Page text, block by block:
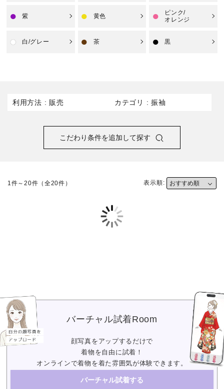
お問い合わせ
京都きもの友禅公式サイト
紫 黄色
ピンク/
オレンジ
白/グレー 茶 黒
利用方法 販売 カテゴリ 振袖
こだわり条件を追加して探す
1件～20件（全20件） 表示順:
バーチャル試着Room
顔写真をアップするだけで
着物を自由に試着！
オンラインで着物を着た雰囲気が体験できます。
バーチャル試着する